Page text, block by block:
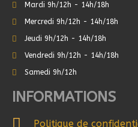
Mardi 9h/12h - 14h/18h
Mercredi 9h/12h - 14h/18h
Jeudi 9h/12h - 14h/18h
Vendredi 9h/12h - 14h/18h
Samedi 9h/12h
INFORMATIONS
Politique de